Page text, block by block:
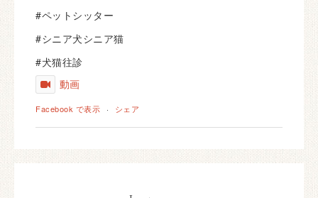
#ペットシッター
#シニア犬シニア猫
#犬猫往診
動画
Facebook で表示 · シェア